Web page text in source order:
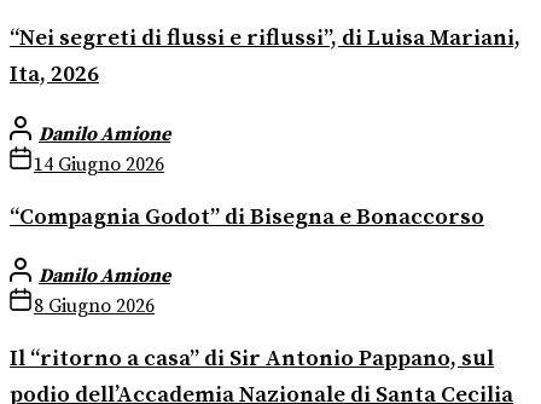
“Nei segreti di flussi e riflussi”, di Luisa Mariani,
Ita, 2026
Danilo Amione
14 Giugno 2026
“Compagnia Godot” di Bisegna e Bonaccorso
Danilo Amione
8 Giugno 2026
Il “ritorno a casa” di Sir Antonio Pappano, sul
podio dell’Accademia Nazionale di Santa Cecilia